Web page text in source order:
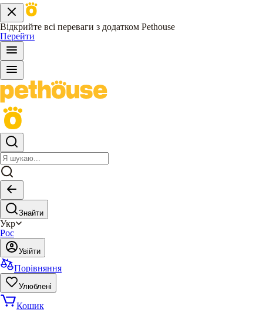
Відкрийте всі переваги з додатком Pethouse
Перейти
Знайти
Укр
Рос
Увійти
Порівняння
Улюблені
Кошик